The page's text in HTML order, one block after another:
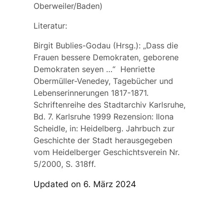
Oberweiler/Baden)
Literatur:
Birgit Bublies-Godau (Hrsg.): „Dass die
Frauen bessere Demokraten, geborene
Demokraten seyen …“ Henriette
Obermüller-Venedey, Tagebücher und
Lebenserinnerungen 1817-1871.
Schriftenreihe des Stadtarchiv Karlsruhe,
Bd. 7. Karlsruhe 1999 Rezension:Ilona
Scheidle, in: Heidelberg. Jahrbuch zur
Geschichte der Stadt herausgegeben
vom Heidelberger Geschichtsverein Nr.
5/2000, S. 318ff.
Updated on 6. März 2024